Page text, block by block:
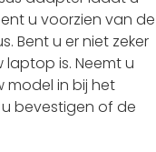
u voorzien van de
Bent u er niet zeker
is. Neemt u
in bij het
bevestigen of de